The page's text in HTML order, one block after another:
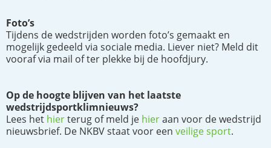
Foto’s
Tijdens de wedstrijden worden foto’s gemaakt en
mogelijk gedeeld via sociale media. Liever niet? Meld dit
vooraf via mail of ter plekke bij de hoofdjury.
Op de hoogte blijven van het laatste
wedstrijdsportklimnieuws?
Lees het hierterug of meld je hieraan voor de wedstrijd
nieuwsbrief. De NKBV staat voor een veilige sport.